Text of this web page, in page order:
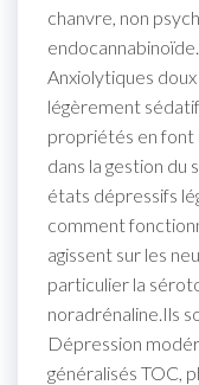
chanvre, non
Anxiolytiques
légèrement
propriétés en font
dans la gestion du
états dépressifs
comment
agissent sur les
particulier la
noradrénaline.Ils
Dépression
généralisés TOC,